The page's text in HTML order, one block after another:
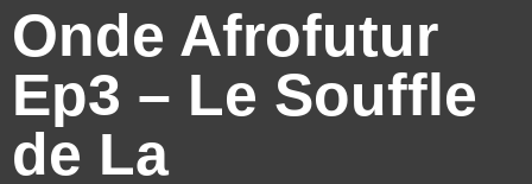
Onde Afrofutur
Ep3 – Le Souffle
de La